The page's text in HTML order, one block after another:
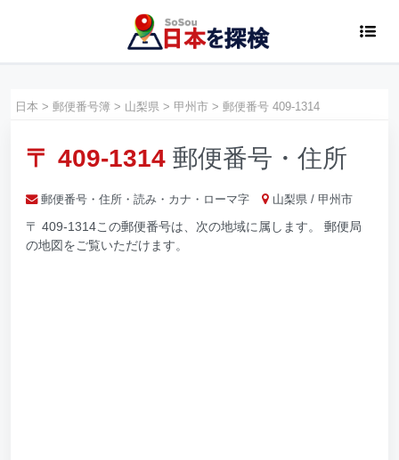
日本 > 郵便番号簿 > 山梨県 > 甲州市 > 郵便番号 409-1314
〒 409-1314 郵便番号・住所
郵便番号・住所・読み・カナ・ローマ字 山梨県 / 甲州市
〒 409-1314この郵便番号は、次の地域に属します。 郵便局
の地図をご覧いただけます。